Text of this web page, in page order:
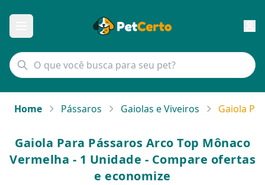
Home Pássaros Gaiolas e Viveiros Gaiola
Gaiola Para Pássaros Arco Top Mônaco
Vermelha - 1 Unidade - Compare ofertas
e economize